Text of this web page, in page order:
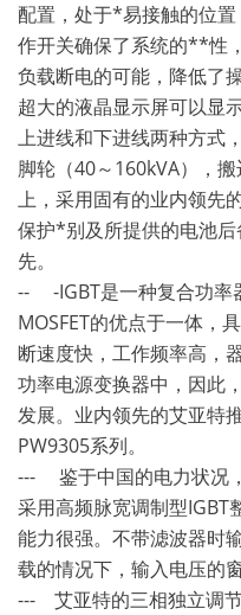
配置，处于*易接触的位
作开关确保了系统的**性
负载断电的可能，降低了
超大的液晶显示屏可以显
上进线和下进线两种方式
脚轮（40～160kVA），
上，采用固有的业内领先
保护*别及所提供的电池
先。
-- -IGBT是一种复合功率
MOSFET的优点于一体，
断速度快，工作频率高，
功率电源变换器中，因此
发展。业内领先的艾亚特
PW9305系列。
--- 鉴于中国的电力状况
采用高频脉宽调制型IGBT
能力很强。不带滤波器时
载的情况下，输入电压的
--- 艾亚特的三相独立调